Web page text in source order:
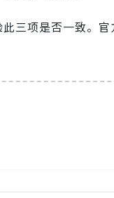
三项是否一致。